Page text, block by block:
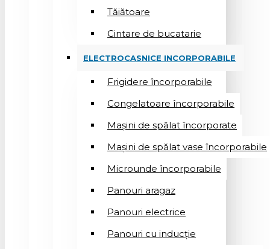
Tăiătoare
Cintare de bucatarie
ELECTROCASNICE INCORPORABILE
Frigidere încorporabile
Congelatoare încorporabile
Mașini de spălat încorporate
Mașini de spălat vase încorporabile
Microunde încorporabile
Panouri aragaz
Panouri electrice
Panouri cu inducție